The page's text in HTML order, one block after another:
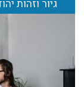
גיור וזהות